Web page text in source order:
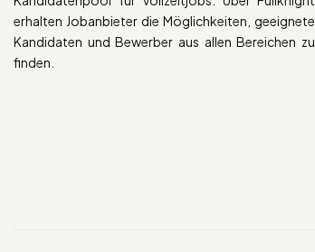
erhalten Jobanbieter die Möglichkeiten, geeignete
Kandidaten und Bewerber aus allen Bereichen zu
finden.